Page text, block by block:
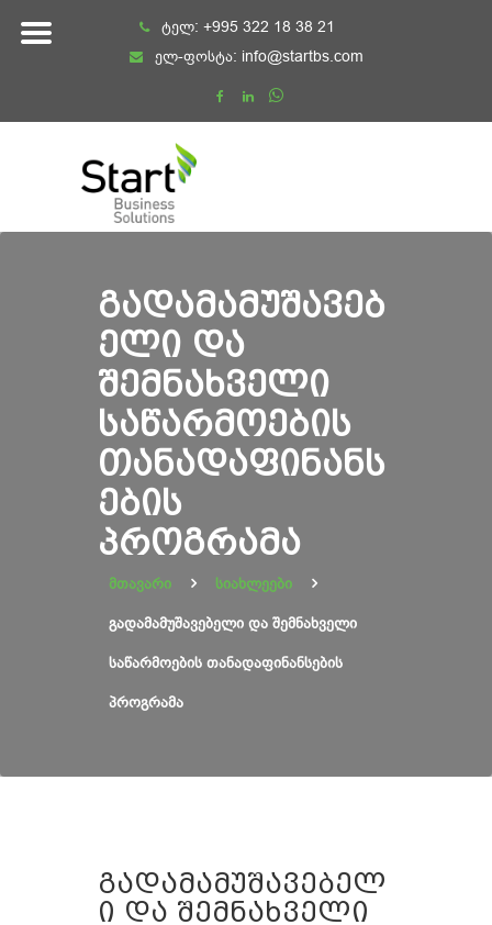
ტელ: +995 322 18 38 21
ელ-ფოსტა: info@startbs.com
ᲒᲐᲓᲐᲛᲐᲛᲣᲨᲐᲕᲔᲑ
ᲔᲚᲘ ᲓᲐ
ᲨᲔᲛᲜᲐᲮᲕᲔᲚᲘ
ᲡᲐᲬᲐᲠᲛᲝᲔᲑᲘᲡ
ᲗᲐᲜᲐᲓᲐᲤᲘᲜᲐᲜᲡ
ᲔᲑᲘᲡ
ᲞᲠᲝᲒᲠᲐᲛᲐ
მთავარი სიახლეები
გადამამუშავებელი და შემნახველი
საწარმოების თანადაფინანსების
პროგრამა
გადამამუშავებელ
ი და შემნახველი